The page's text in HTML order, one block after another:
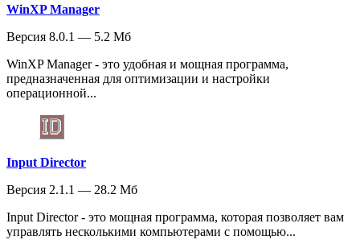
WinXP Manager
Версия 8.0.1 — 5.2 Мб
WinXP Manager - это удобная и мощная программа,
предназначенная для оптимизации и настройки
операционной...
Input Director
Версия 2.1.1 — 28.2 Мб
Input Director - это мощная программа, которая позволяет вам
управлять несколькими компьютерами с помощью...